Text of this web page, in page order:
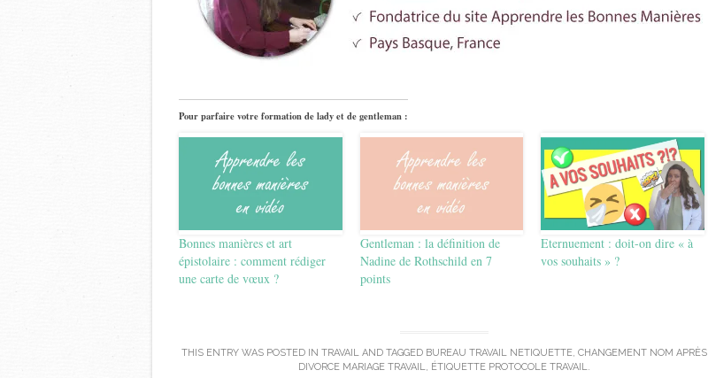
Pour parfaire votre formation de lady et de gentleman :
Bonnes manières et art
épistolaire : comment rédiger
une carte de vœux ?
Gentleman : la définition de
Nadine de Rothschild en 7
points
Eternuement : doit-on dire « à
vos souhaits » ?
THIS ENTRY WAS POSTED IN TRAVAIL AND TAGGED BUREAU TRAVAIL NETIQUETTE, CHANGEMENT NOM APRÈS
DIVORCE MARIAGE TRAVAIL, ÉTIQUETTE PROTOCOLE TRAVAIL.